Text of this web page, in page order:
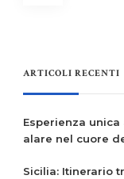
ARTICOLI RECENTI
Esperienza
alare nel cuore
Sicilia: Itinerario